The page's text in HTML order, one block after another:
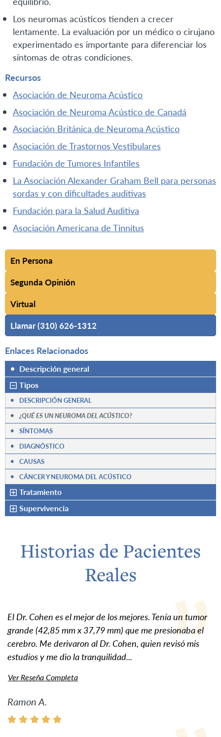
Los neuromas acústicos tienden a crecer
lentamente. La evaluación por un médico o cirujano
experimentado es importante para diferenciar los
síntomas de otras condiciones.
Recursos
Asociación de Neuroma Acústico
Asociación de Neuroma Acústico de Canadá
Asociación Británica de Neuroma Acústico
Asociación de Trastornos Vestibulares
Fundación de Tumores Infantiles
La Asociación Alexander Graham Bell para personas
sordas y con dificultades auditivas
Fundación para la Salud Auditiva
Asociación Americana de Tinnitus
En Persona
Segunda Opinión
Virtual
Llamar (310) 626-1312
Enlaces Relacionados
• Descripción general
Tipos
•
DESCRIPCIÓN GENERAL
• ¿QUÉ ES UN NEUROMA DEL ACÚSTICO?
• SÍNTOMAS
•
DIAGNÓSTICO
• CAUSAS
• CÁNCER Y NEUROMA DEL ACÚSTICO
Tratamiento
Supervivencia
Historias de Pacientes
Reales
El Dr. Cohen es el mejor de los mejores. Tenía un tumor
grande (42,85 mm x 37,79 mm) que me presionaba el
cerebro. Me derivaron al Dr. Cohen, quien revisó mis
estudios y me dio la tranquilidad...
Ver Reseña Completa
Ramon A.